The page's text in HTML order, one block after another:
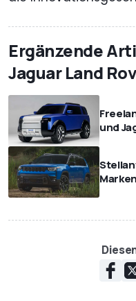
Ergänzende
Jaguar Land
und
Marken